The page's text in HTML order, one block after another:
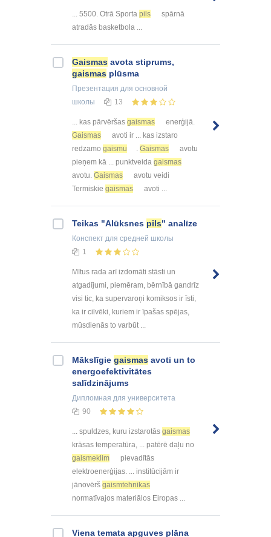
... 5500. Otrā Sporta pils
spārnā
atradās basketbola ...
Gaismas avota stiprums,
gaismas plūsma
Презентация для основной
школы
13
... kas pārvēršas gaismas
enerģijā.
Gaismas
avoti ir ... kas izstaro
redzamo gaismu . Gaismas
avotu
pieņem kā ... punktveida gaismas
avotu. Gaismas
avotu veidi
Termiskie gaismas avoti ...
Teikas "Alūksnes pils" analīze
Конспект для средней школы
1
Mītus rada arī izdomāti stāsti un
atgadījumi, piemēram, bērnībā gandrīz
visi tic, ka supervaroņi komiksos ir īsti,
ka ir cilvēki, kuriem ir īpašas spējas,
mūsdienās to varbūt ...
Mākslīgie gaismas avoti un to
energoefektivitātes
salīdzinājums
Дипломная для университета
90
... spuldzes, kuru izstarotās gaismas
krāsas temperatūra, ... patērē daļu no
gaismeklim
pievadītās
elektroenerģijas. ... institūcijām ir
jānovērš gaismtehnikas
normatīvajos materiālos Eiropas ...
Viena temata apguves plāna